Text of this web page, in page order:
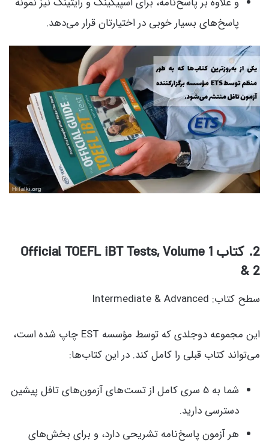
پاسخ‌های بسیار خوبی در اختیارتان قرار می‌دهد.
2
. کتاب Official TOEFL iBT Tests, Volume 1
& 2
سطح کتاب: Intermediate & Advanced
این مجموعه دوجلدی که توسط مؤسسه EST چاپ شده است،
می‌تواند کتاب قبلی را کامل کند. در این کتاب‌ها:
شما به 5 سری کامل از تست‌های آزمون‌های تافل پیشین
دسترسی دارید.
هر آزمون پاسخ‌نامه تشریحی دارد، و برای بخش‌های